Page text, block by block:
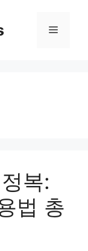
Menu
복:
법 총